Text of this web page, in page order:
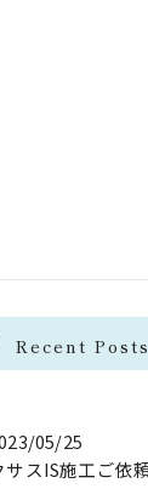
Recent Posts
05/25